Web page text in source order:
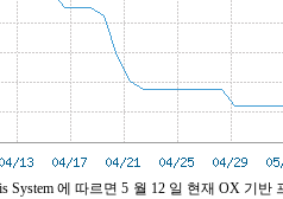
System 에 따르면 5 월 12 일 현재 OX 기